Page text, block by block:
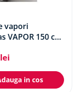
vapori
VAPOR 150 cu
lei
in cos